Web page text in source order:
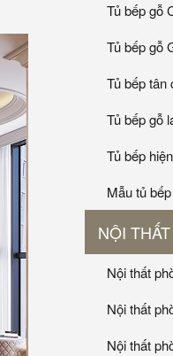
Tủ bếp gỗ
Tủ bếp gỗ
Tủ bếp tân
Tủ bếp gỗ
Tủ bếp
Mẫu tủ
NỘI
Nội thất
Nội thất
Nội thất